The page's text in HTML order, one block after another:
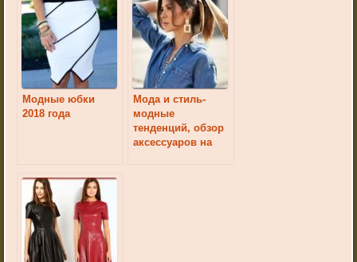
Модные юбки
2018 года
Мода и стиль-
модные
тенденций, обзор
аксессуаров на